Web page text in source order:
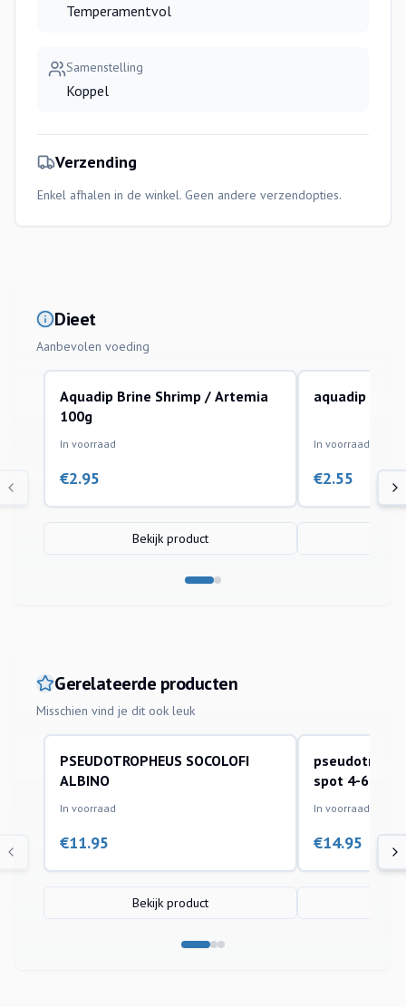
Temperamentvol
Samenstelling
Koppel
Verzending
Enkel afhalen in de winkel. Geen andere verzendopties.
Dieet
Aanbevolen voeding
Aquadip Brine Shrimp / Artemia
100g
In voorraad
€2.95
Bekijk product
aquadip
In voorraad
€2.55
Gerelateerde producten
Misschien vind je dit ook leuk
aquariumvissen
PSEUDOTROPHEUS SOCOLOFI
ALBINO
In voorraad
€11.95
Bekijk product
aquariumvissen
spot 4-6cm
In voorraad
€14.95